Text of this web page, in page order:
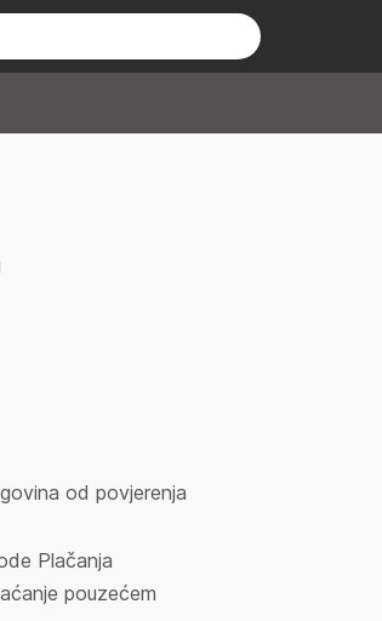
od povjerenja
Plačanja
pouzećem